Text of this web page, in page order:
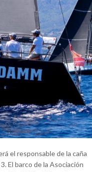
el responsable de la caña
El barco de la Asociación